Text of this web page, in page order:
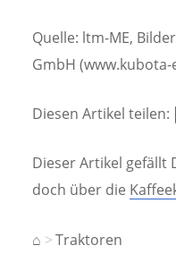
Quelle: ltm-ME,
GmbH (www.kubota-
Diesen Artikel teilen:
Dieser Artikel gefällt
doch über die
⌂ Traktoren